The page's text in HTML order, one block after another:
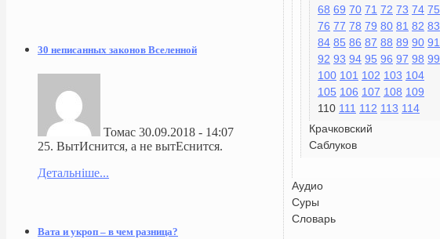
68 69 70 71 72 73 74 75
76 77 78 79 80 81 82 83
84 85 86 87 88 89 90 91
92 93 94 95 96 97 98 99
100 101 102 103 104
105 106 107 108 109
110 111 112 113 114
Крачковский
Саблуков
Аудио
Суры
Словарь
30 неписанных законов Вселенной
Томас 30.09.2018 - 14:07
25. ВытИснится, а не вытЕснится.
Детальніше...
Вата и укроп – в чем разница?